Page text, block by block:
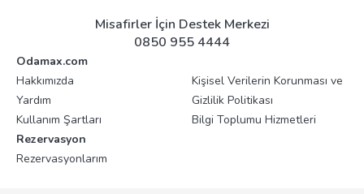
Misafirler İçin Destek Merkezi
0850 955 4444
Odamax.com
Hakkımızda
Yardım
Kullanım Şartları
Kişisel Verilerin Korunması ve
Gizlilik Politikası
Bilgi Toplumu Hizmetleri
Rezervasyon
Rezervasyonlarım